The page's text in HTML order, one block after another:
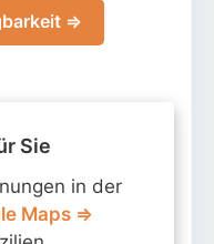
⇒
Sie
in der
Maps ⇒